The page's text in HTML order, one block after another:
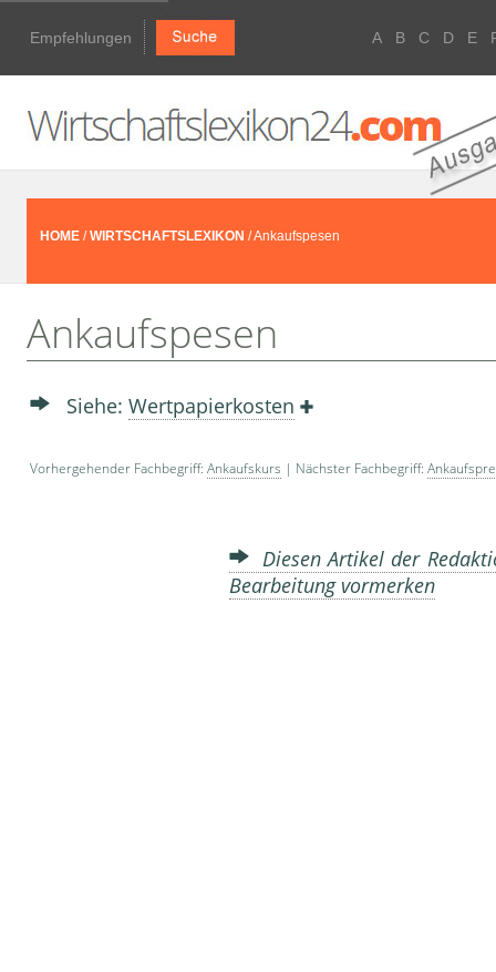
Empfehlungen A B C D E
HOME /WIRTSCHAFTSLEXIKON / Ankaufspesen
Ankaufspesen
Siehe: Wertpapierkosten
Vorhergehender Fachbegriff: Ankaufskurs | Nächster Fachbegriff:
Diesen Artikel der
Bearbeitung vormerken